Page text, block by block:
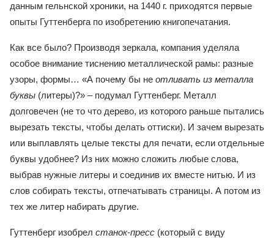
данным гельнской хроники, на 1440 г. приходятся первые
опыты Гуттенберга по изобретению книгопечатания.
Как все было? Производя зеркала, компания уделяла
особое внимание тиснению металлической рамы: разные
узоры, формы… «А почему бы не отливать из металла
буквы (литеры)?» – подумал Гуттенберг. Металл
долговечен (не то что дерево, из которого раньше пытались
вырезать тексты, чтобы делать оттиски). И зачем вырезать
или выплавлять целые тексты для печати, если отдельные
буквы удобнее? Из них можно сложить любые слова,
выбрав нужные литеры и соединив их вместе нитью. И из
слов собирать тексты, отпечатывать страницы. А потом из
тех же литер набирать другие.
Гуттенберг изобрел станок-пресс (который с виду